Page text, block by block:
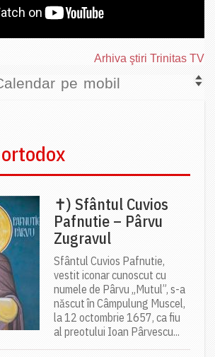
Arhiva ştiri Trinitas TV
pe mobil
✝) Sfântul Cuvios
Pafnutie – Pârvu
Zugravul
Sfântul Cuvios Pafnutie,
vestit iconar cunoscut cu
numele de Pârvu „Mutul”, s-a
născut în Câmpulung Muscel,
la 12 octombrie 1657, ca fiu
al preotului Ioan Pârvescu...